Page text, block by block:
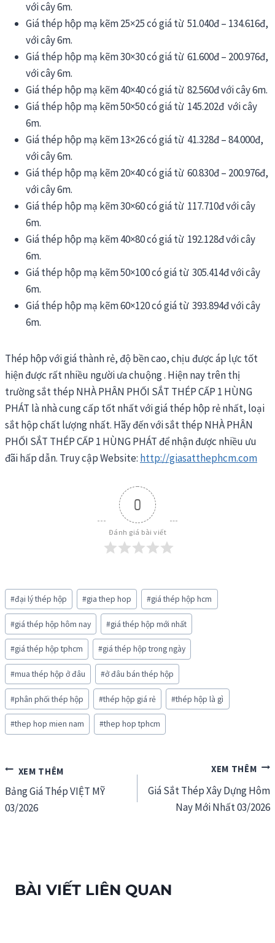
với cây 6m.
Giá thép hộp mạ kẽm 25×25 có giá từ 51.040đ – 134.616đ,
với cây 6m.
Giá thép hộp mạ kẽm 30×30 có giá từ 61.600đ – 200.976đ,
với cây 6m.
Giá thép hộp mạ kẽm 40×40 có giá từ 82.560đ với cây 6m.
Giá thép hộp mạ kẽm 50×50 có giá từ 145.202đ với cây
6m.
Giá thép hộp mạ kẽm 13×26 có giá từ 41.328đ – 84.000đ,
với cây 6m.
Giá thép hộp mạ kẽm 20×40 có giá từ 60.830đ – 200.976đ,
với cây 6m.
Giá thép hộp mạ kẽm 30×60 có giá từ 117.710đ với cây
6m.
Giá thép hộp mạ kẽm 40×80 có giá từ 192.128đ với cây
6m.
Giá thép hộp mạ kẽm 50×100 có giá từ 305.414đ với cây
6m.
Giá thép hộp mạ kẽm 60×120 có giá từ 393.894đ với cây
6m.
Thép hộp với giá thành rẻ, độ bền cao, chịu được áp lực tốt
hiện được rất nhiều người ưa chuộng . Hiện nay trên thị
trường sắt thép NHÀ PHÂN PHỐI SẮT THÉP CẤP 1 HÙNG
PHÁT là nhà cung cấp tốt nhất với giá thép hộp rẻ nhất, loại
sắt hộp chất lượng nhất. Hãy đến với sắt thép NHÀ PHÂN
PHỐI SẮT THÉP CẤP 1 HÙNG PHÁT để nhận được nhiều ưu
đãi hấp dẫn. Truy cập Website: http://giasatthephcm.com
0
Đánh giá bài viết
Post
Tags:
#đại lý thép hộp #gia thep hop #giá thép hộp hcm
#giá thép hộp hôm nay #giá thép hộp mới nhất
#giá thép hộp tphcm #giá thép hộp trong ngày
#mua thép hộp ở đâu #ở đâu bán thép hộp
#phân phối thép hộp #thép hộp giá rẻ #thép hộp là gì
#thep hop mien nam #thep hop tphcm
Điều
hướng
bài
Bảng Giá Thép VIỆT MỸ
03/2026
Giá Sắt Thép Xây Dựng Hôm
Nay Mới Nhất 03/2026
BÀI VIẾT LIÊN QUAN